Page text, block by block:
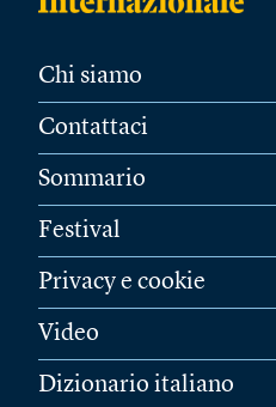
Chi siamo
Contattaci
Sommario
Festival
Privacy e cookie
Video
Dizionario italiano